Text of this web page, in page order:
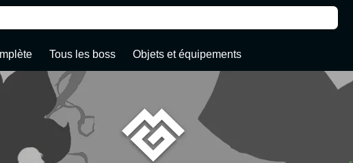
Tous les boss Objets et équipements